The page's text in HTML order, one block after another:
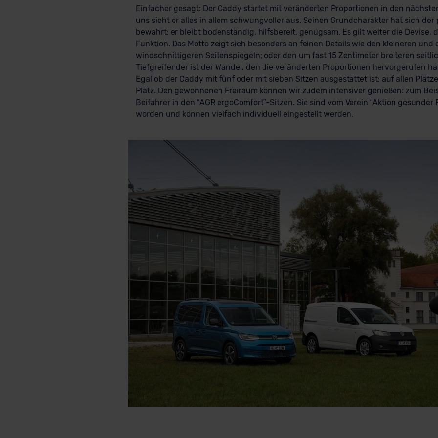
Einfacher gesagt: Der Caddy startet mit veränderten Proportionen in den
uns sieht er alles in allem schwungvoller aus. Seinen Grundcharakter hat sich der
bewahrt: er bleibt bodenständig, hilfsbereit, genügsam. Es gilt weiter die Devise,
Funktion. Das Motto zeigt sich besonders an feinen Details wie den kleineren und
windschnittigeren Seitenspiegeln; oder den um fast 15 Zentimeter breiteren
Tiefgreifender ist der Wandel, den die veränderten Proportionen hervorgerufen
Egal ob der Caddy mit fünf oder mit sieben Sitzen ausgestattet ist: auf allen
Platz. Den gewonnenen Freiraum können wir zudem intensiver genießen: zum
Beifahrer in den “AGR ergoComfort”-Sitzen. Sie sind vom Verein “Aktion gesunder
worden und können vielfach individuell eingestellt werden.